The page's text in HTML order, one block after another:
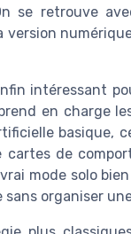
se retrouve
intéressant
en charge
basique,
de
mode solo
organiser